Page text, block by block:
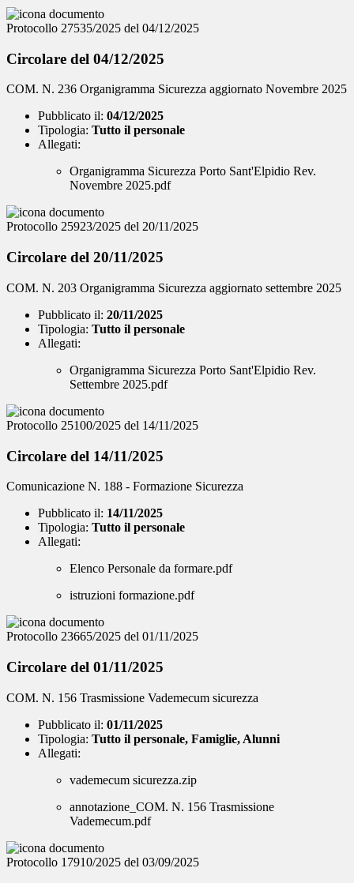
Protocollo 27535/2025 del 04/12/2025
Circolare del 04/12/2025
COM. N. 236 Organigramma Sicurezza aggiornato Novembre 2025
Pubblicato il: 04/12/2025
Tipologia: Tutto il personale
Allegati:
Organigramma Sicurezza Porto Sant'Elpidio Rev.
Novembre 2025.pdf
Protocollo 25923/2025 del 20/11/2025
Circolare del 20/11/2025
COM. N. 203 Organigramma Sicurezza aggiornato settembre 2025
Pubblicato il: 20/11/2025
Tipologia: Tutto il personale
Allegati:
Organigramma Sicurezza Porto Sant'Elpidio Rev.
Settembre 2025.pdf
Protocollo 25100/2025 del 14/11/2025
Circolare del 14/11/2025
Comunicazione N. 188 - Formazione Sicurezza
Pubblicato il: 14/11/2025
Tipologia: Tutto il personale
Allegati:
Elenco Personale da formare.pdf
istruzioni formazione.pdf
Protocollo 23665/2025 del 01/11/2025
Circolare del 01/11/2025
COM. N. 156 Trasmissione Vademecum sicurezza
Pubblicato il: 01/11/2025
Tipologia: Tutto il personale, Famiglie, Alunni
Allegati:
vademecum sicurezza.zip
annotazione_COM. N. 156 Trasmissione
Vademecum.pdf
Protocollo 17910/2025 del 03/09/2025